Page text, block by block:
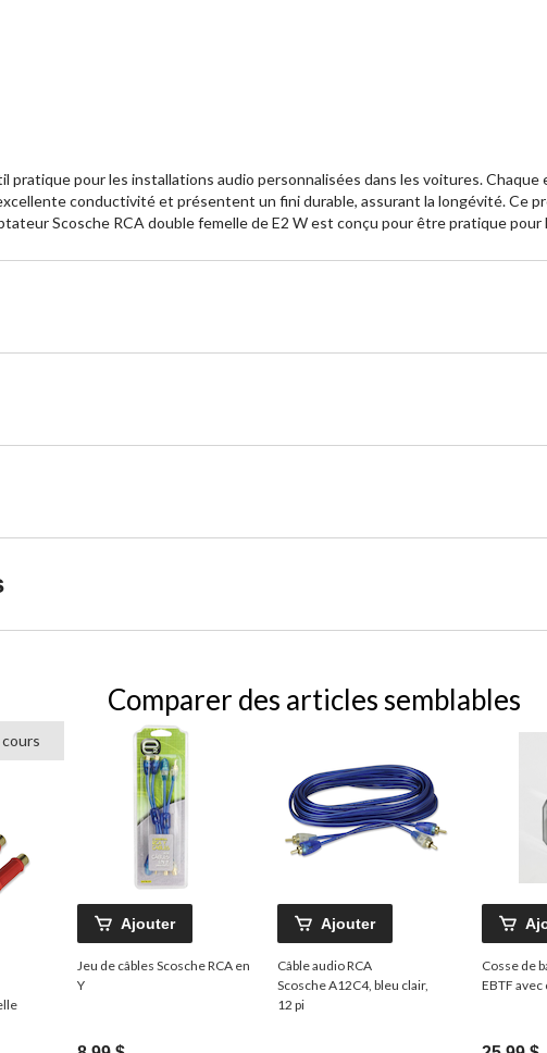
pratique pour les installations audio personnalisées dans les voitures.
conductivité et présentent un fini durable, assurant la longévité. Ce
Scosche RCA double femelle de E2 W est conçu pour être pratique
Comparer des articles semblables
Ajouter
Jeu de câbles Scosche RCA en
Y
Ajouter
Câble audio RCA
Scosche A12C4, bleu clair,
12 pi
Cosse de
EBTF